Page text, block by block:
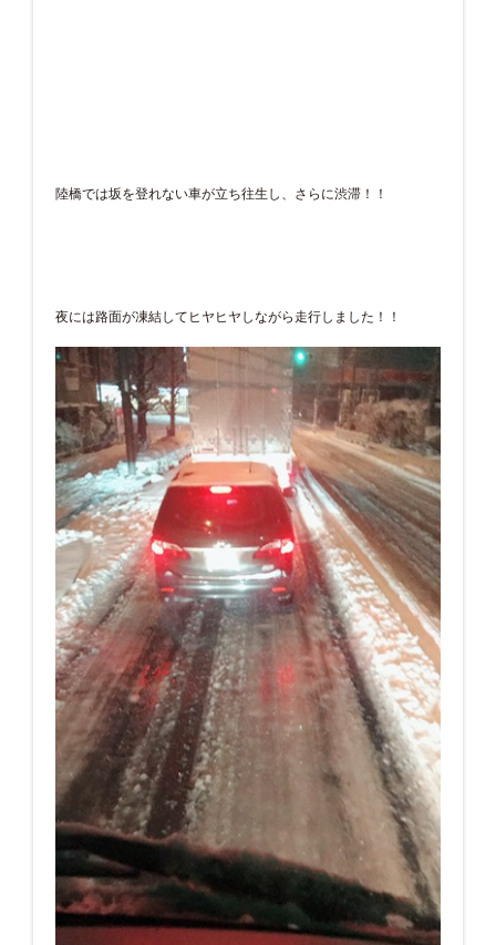
陸橋では坂を登れない車が立ち往生し、さらに渋滞！！
夜には路面が凍結してヒヤヒヤしながら走行しました！！